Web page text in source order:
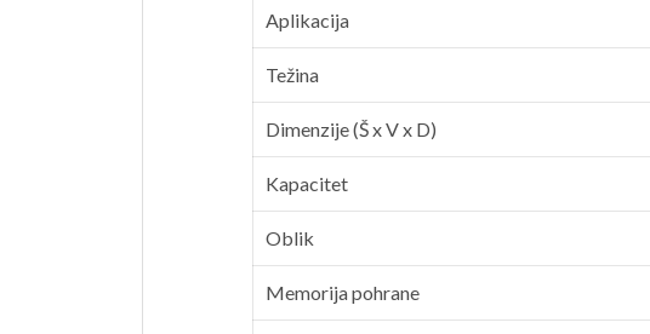
Aplikacija
Težina
Dimenzije (Š x V x D)
Kapacitet
Oblik
Memorija pohrane